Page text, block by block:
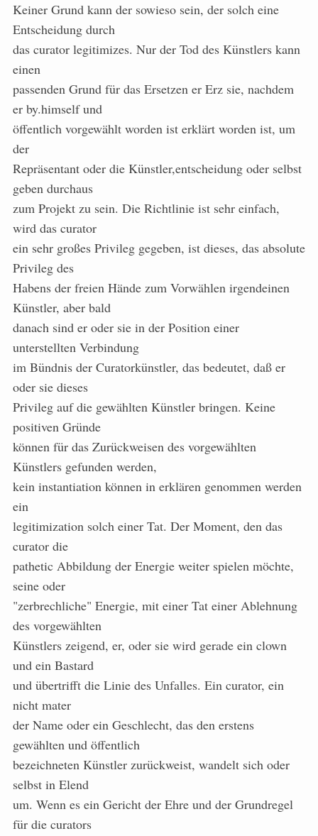
Keiner Grund kann der sowieso sein, der solch eine
Entscheidung durch
das curator legitimizes. Nur der Tod des Künstlers kann
einen
passenden Grund für das Ersetzen er Erz sie, nachdem
er by.himself und
öffentlich vorgewählt worden ist erklärt worden ist, um
der
Repräsentant oder die Künstler,entscheidung oder selbst
geben durchaus
zum Projekt zu sein. Die Richtlinie ist sehr einfach,
wird das curator
ein sehr großes Privileg gegeben, ist dieses, das absolute
Privileg des
Habens der freien Hände zum Vorwählen irgendeinen
Künstler, aber bald
danach sind er oder sie in der Position einer
unterstellten Verbindung
im Bündnis der Curatorkünstler, das bedeutet, daß er
oder sie dieses
Privileg auf die gewählten Künstler bringen. Keine
positiven Gründe
können für das Zurückweisen des vorgewählten
Künstlers gefunden werden,
kein instantiation können in erklären genommen werden
ein
legitimization solch einer Tat. Der Moment, den das
curator die
pathetic Abbildung der Energie weiter spielen möchte,
seine oder
"zerbrechliche" Energie, mit einer Tat einer Ablehnung
des vorgewählten
Künstlers zeigend, er, oder sie wird gerade ein clown
und ein Bastard
und übertrifft die Linie des Unfalles. Ein curator, ein
nicht mater
der Name oder ein Geschlecht, das den erstens
gewählten und öffentlich
bezeichneten Künstler zurückweist, wandelt sich oder
selbst in Elend
um. Wenn es ein Gericht der Ehre und der Grundregel
für die curators